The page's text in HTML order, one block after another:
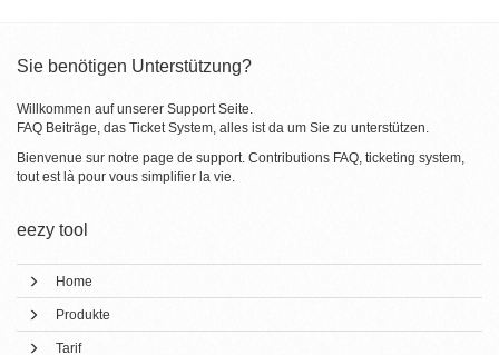
Sie benötigen Unterstützung?
Willkommen auf unserer Support Seite.
FAQ Beiträge, das Ticket System, alles ist da um Sie zu unterstützen.
Bienvenue sur notre page de support. Contributions FAQ, ticketing system,
tout est là pour vous simplifier la vie.
eezy tool
Home
Produkte
Tarif